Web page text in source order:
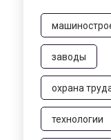
заводы
охрана
технологии